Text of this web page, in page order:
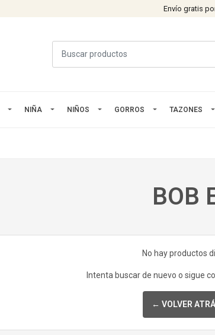
Envío gratis
NIÑA NIÑOS GORROS TAZONES
BOB
No hay productos
Intenta buscar de nuevo o sigue
← VOLVER